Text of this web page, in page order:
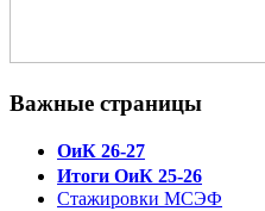
Важные страницы
ОиК 26-27
Итоги ОиК 25-26
Стажировки МСЭФ